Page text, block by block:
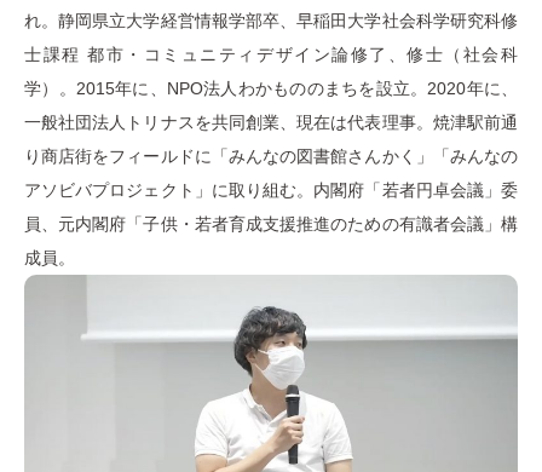
れ。静岡県立大学経営情報学部卒、早稲田大学社会科学研究科修
士課程 都市・コミュニティデザイン論修了、修士（社会科
学）。2015年に、NPO法人わかもののまちを設立。2020年に、
一般社団法人トリナスを共同創業、現在は代表理事。焼津駅前通
り商店街をフィールドに「みんなの図書館さんかく」「みんなの
アソビバプロジェクト」に取り組む。内閣府「若者円卓会議」委
員、元内閣府「子供・若者育成支援推進のための有識者会議」構
成員。